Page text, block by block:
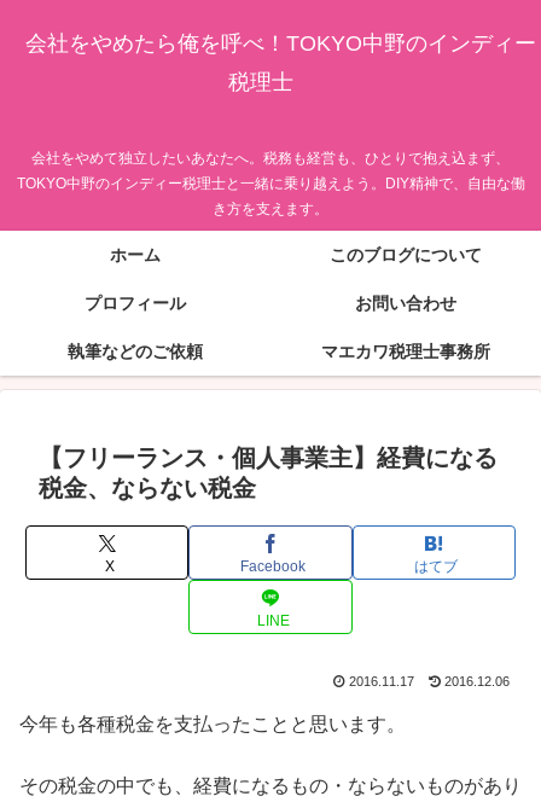
会社をやめたら俺を呼べ！TOKYO中野のインディー
税理士
会社をやめて独立したいあなたへ。税務も経営も、ひとりで抱え込まず、
TOKYO中野のインディー税理士と一緒に乗り越えよう。DIY精神で、自由な働
き方を支えます。
ホーム このブログについて
プロフィール お問い合わせ
執筆などのご依頼 マエカワ税理士事務所
【フリーランス・個人事業主】経費になる
税金、ならない税金
X Facebook はてブ
LINE
2016.11.17 2016.12.06
今年も各種税金を支払ったことと思います。
その税金の中でも、経費になるもの・ならないものがあり